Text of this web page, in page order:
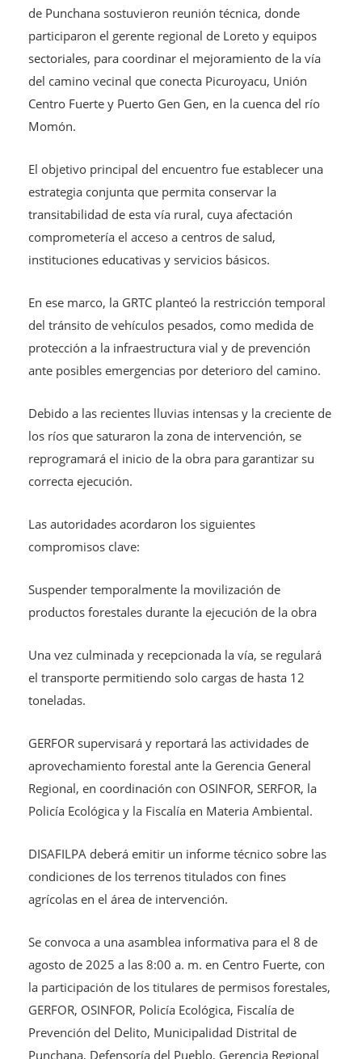
de Punchana sostuvieron reunión técnica, donde
participaron el gerente regional de Loreto y equipos
sectoriales, para coordinar el mejoramiento de la vía
del camino vecinal que conecta Picuroyacu, Unión
Centro Fuerte y Puerto Gen Gen, en la cuenca del río
Momón.
El objetivo principal del encuentro fue establecer una
estrategia conjunta que permita conservar la
transitabilidad de esta vía rural, cuya afectación
comprometería el acceso a centros de salud,
instituciones educativas y servicios básicos.
En ese marco, la GRTC planteó la restricción temporal
del tránsito de vehículos pesados, como medida de
protección a la infraestructura vial y de prevención
ante posibles emergencias por deterioro del camino.
Debido a las recientes lluvias intensas y la creciente de
los ríos que saturaron la zona de intervención, se
reprogramará el inicio de la obra para garantizar su
correcta ejecución.
Las autoridades acordaron los siguientes
compromisos clave:
Suspender temporalmente la movilización de
productos forestales durante la ejecución de la obra
Una vez culminada y recepcionada la vía, se regulará
el transporte permitiendo solo cargas de hasta 12
toneladas.
GERFOR supervisará y reportará las actividades de
aprovechamiento forestal ante la Gerencia General
Regional, en coordinación con OSINFOR, SERFOR, la
Policía Ecológica y la Fiscalía en Materia Ambiental.
DISAFILPA deberá emitir un informe técnico sobre las
condiciones de los terrenos titulados con fines
agrícolas en el área de intervención.
Se convoca a una asamblea informativa para el 8 de
agosto de 2025 a las 8:00 a. m. en Centro Fuerte, con
la participación de los titulares de permisos forestales,
GERFOR, OSINFOR, Policía Ecológica, Fiscalía de
Prevención del Delito, Municipalidad Distrital de
Punchana, Defensoría del Pueblo, Gerencia Regional